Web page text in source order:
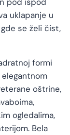
pod ispod
uklapanje u
se želi čist,
formi
oštrine,
ogledalima,
Bela